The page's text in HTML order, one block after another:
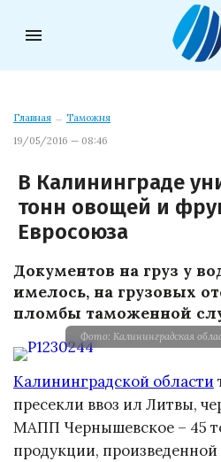
menu
Главная → Таможня
19/05/2016 — 08:46
В Калининграде
тонн овощей и
Евросоюза
Документов на груз у
имелось, на грузовых
пломбы таможенной
Фото: Калининградская
Калининградской области
пресекли ввоз ил Литвы,
МАПП Чернышевское – 45
продукции, произведенной